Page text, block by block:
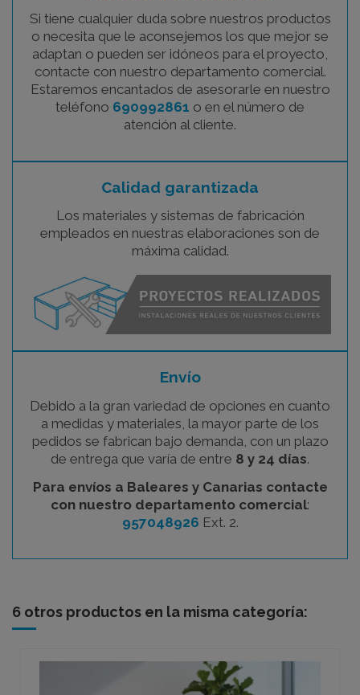
Si tiene cualquier duda sobre nuestros productos
o necesita que le aconsejemos los que mejor se
adaptan o pueden ser idóneos para el proyecto,
contacte con nuestro departamento comercial.
Estaremos encantados de asesorarle en nuestro
teléfono 690992861 o en el número de
atención al cliente.
Calidad garantizada
Los materiales y sistemas de fabricación
empleados en nuestras elaboraciones son de
máxima calidad.
Envío
Debido a la gran variedad de opciones en cuanto
a medidas y materiales, la mayor parte de los
pedidos se fabrican bajo demanda, con un plazo
de entrega que varía de entre 8 y 24 días.
Para envíos a Baleares y Canarias contacte
con nuestro departamento comercial:
957048926 Ext. 2.
6 otros productos en la misma categoría: